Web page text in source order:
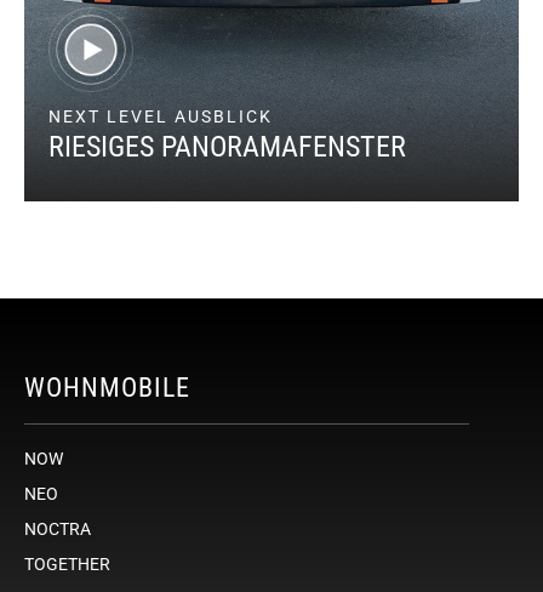
NEXT LEVEL AUSBLICK
RIESIGES PANORAMAFENSTER
WOHNMOBILE
NOW
NEO
NOCTRA
TOGETHER